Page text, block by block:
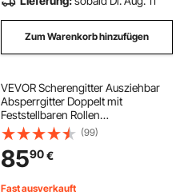
Zum Warenkorb hinzufügen
VEVOR Scherengitter Ausziehbar
Absperrgitter Doppelt mit
Feststellbaren Rollen
Scherensperre Max. 7,66 m,
Outdoor Mobiles Schutzgitter für
Warnwirkung Metallbarrikade für
Außenbereich & Industrie
(99)
8590€
Fast ausverkauft